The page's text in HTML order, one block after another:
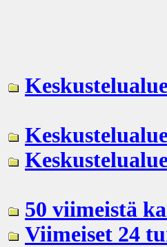
50 viimeistä
Viimeiset 24